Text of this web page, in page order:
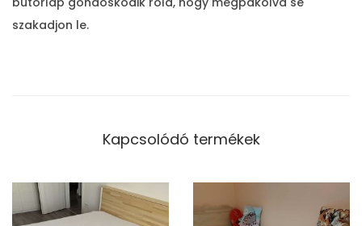
szakadjon le.
Kapcsolódó termékek